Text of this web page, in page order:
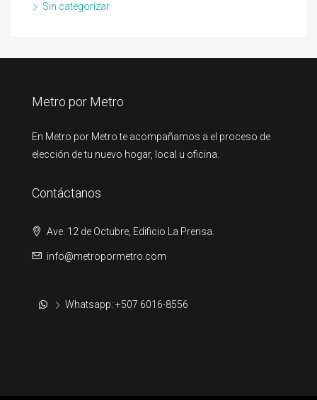
Sin categorizar
Metro por Metro
En Metro por Metro te acompañamos a el proceso de
elección de tu nuevo hogar, local u oficina.
Contáctanos
Ave. 12 de Octubre, Edificio La Prensa.
info@metropormetro.com
Whatsapp: +507 6016-8556